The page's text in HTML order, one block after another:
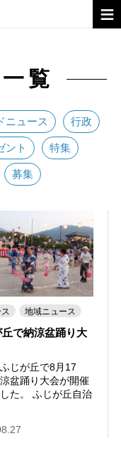
は
覧
ニュース 行政
ント 特集
募集
地域ニュース
で納涼盆踊り大
じが丘で8月17
盆踊り大会が開催
た。 ふじが丘自治